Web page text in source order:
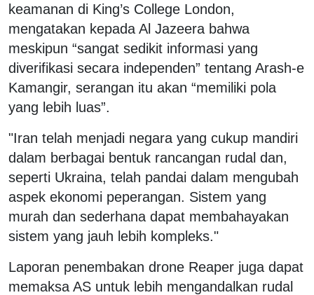
keamanan di King’s College London,
mengatakan kepada Al Jazeera bahwa
meskipun “sangat sedikit informasi yang
diverifikasi secara independen” tentang Arash-e
Kamangir, serangan itu akan “memiliki pola
yang lebih luas”.
"Iran telah menjadi negara yang cukup mandiri
dalam berbagai bentuk rancangan rudal dan,
seperti Ukraina, telah pandai dalam mengubah
aspek ekonomi peperangan. Sistem yang
murah dan sederhana dapat membahayakan
sistem yang jauh lebih kompleks."
Laporan penembakan drone Reaper juga dapat
memaksa AS untuk lebih mengandalkan rudal